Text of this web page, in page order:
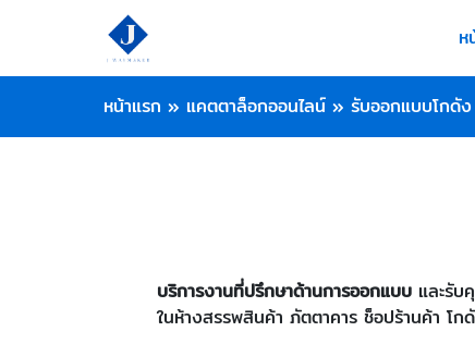
ห
หน้าแรก » แคตตาล็อกออนไลน์ » รับออกแบบโกดั
บริการงานที่ปรึกษาด้านการออกแบบ และรับ
ในห้างสรรพสินค้า ภัตตาคาร ช็อปร้านค้า โ